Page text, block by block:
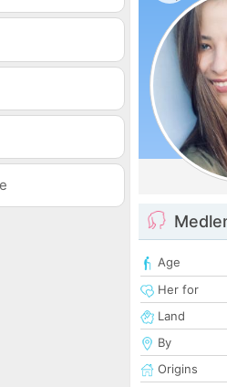
Age
Her for
Land
By
Origins